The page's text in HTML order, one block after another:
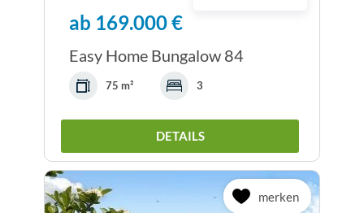
ab 169.000 €
Easy Home Bungalow 84
75 m² 3
DETAILS
merken